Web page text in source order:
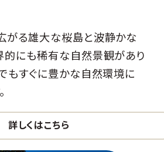
がる雄大な桜島と波静かな
的にも稀有な自然景観があり
もすぐに豊かな自然環境に
詳しくはこちら